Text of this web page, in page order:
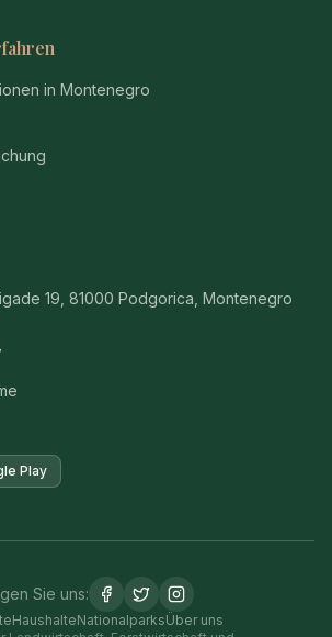
in Montenegro
19, 81000 Podgorica, Montenegro
Play
Sie uns:
HaushalteNationalparksÜber uns